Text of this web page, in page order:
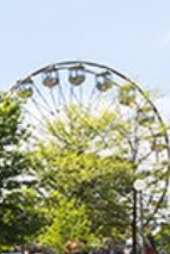
Tòa nhà quốc